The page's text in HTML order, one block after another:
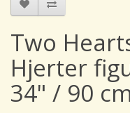
Two
Hjerter
34" / 90